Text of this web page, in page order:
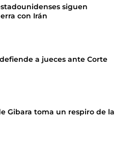
siguen
con Irán
a jueces ante Corte
Gibara toma un respiro de la